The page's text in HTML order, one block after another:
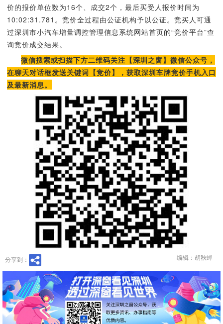
价的报价单位数为16个、成交2个，最后买受人报价时间为
10:02:31.781。竞价全过程由公证机构予以公证。竞买人可通
过深圳市小汽车增量调控管理信息系统网站首页的“竞价平台”查
询竞价成交结果。
微信搜索或扫描下方二维码关注【深圳之窗】微信公众号，
在聊天对话框发送关键词【竞价】，获取深圳车牌竞价手机入口
及最新消息。
分享到： 编辑：胡秋蝉